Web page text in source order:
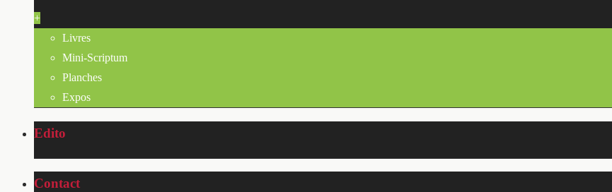
+
Livres
Mini-Scriptum
Planches
Expos
Edito
Contact